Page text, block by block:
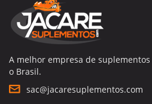
A melhor empresa de
o Brasil.
sac@jacaresuplementos.com